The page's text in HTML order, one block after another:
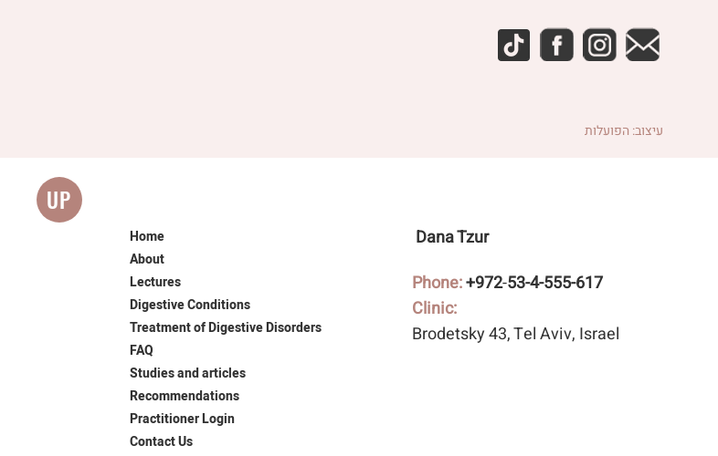
עיצוב: הפועלות
UP
Home
About
Lectures
Digestive Conditions
Treatment of Digestive Disorders
FAQ
Studies and articles
Recommendations
Practitioner Login
Contact Us
Phone:+972-53-4-555-617
Clinic:
Brodetsky 43, Tel Aviv, Israel
Dana Tzur